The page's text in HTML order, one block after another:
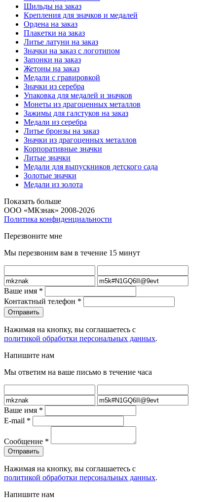
Шильды на заказ
Крепления для значков и медалей
Ордена на заказ
Плакетки на заказ
Литье латуни на заказ
Значки на заказ с логотипом
Запонки на заказ
Жетоны на заказ
Медали с гравировкой
Значки из серебра
Упаковка для медалей и значков
Монеты из драгоценных металлов
Зажимы для галстуков на заказ
Медали из серебра
Литье бронзы на заказ
Значки из драгоценных металлов
Корпоративные значки
Литые значки
Медали для выпускников детского сада
Золотые значки
Медали из золота
Показать больше
ООО «МКзнак» 2008-2026
Политика конфиденциальности
Перезвоните мне
Мы перезвоним вам в течение 15 минут
Ваше имя *
Контактный телефон *
Нажимая на кнопку, вы соглашаетесь с
политикой обработки персональных данных.
Напишите нам
Мы ответим на ваше письмо в течение часа
Ваше имя *
E-mail *
Сообщение *
Нажимая на кнопку, вы соглашаетесь с
политикой обработки персональных данных.
Напишите нам